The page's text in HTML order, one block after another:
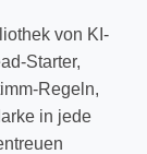
von KI-
Starter,
Regeln,
in jede